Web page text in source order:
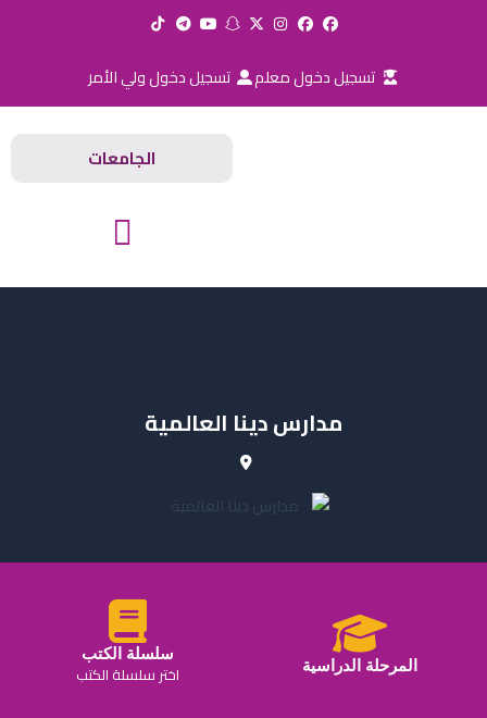
تسجيل دخول معلم تسجيل دخول ولي الأمر
الجامعات
مدارس دينا العالمية
المرحلة الدراسية
سلسلة الكتب
اختر سلسلة الكتب